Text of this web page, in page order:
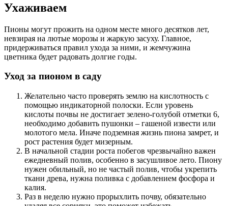
Ухаживаем
Пионы могут прожить на одном месте много десятков лет,
невзирая на лютые морозы и жаркую засуху. Главное,
придерживаться правил ухода за ними, и жемчужина
цветника будет радовать долгие годы.
Уход за пионом в саду
Желательно часто проверять землю на кислотность с
помощью индикаторной полоски. Если уровень
кислоты почвы не достигает зелено-голубой отметки 6,
необходимо добавить пушонки – гашеной извести или
молотого мела. Иначе подземная жизнь пиона замрет, и
рост растения будет мизерным.
В начальной стадии роста побегов чрезвычайно важен
ежедневный полив, особенно в засушливое лето. Пиону
нужен обильный, но не частый полив, чтобы укрепить
ткани древа, нужна поливка с добавлением фосфора и
калия.
Раз в неделю нужно прорыхлить почву, обязательно